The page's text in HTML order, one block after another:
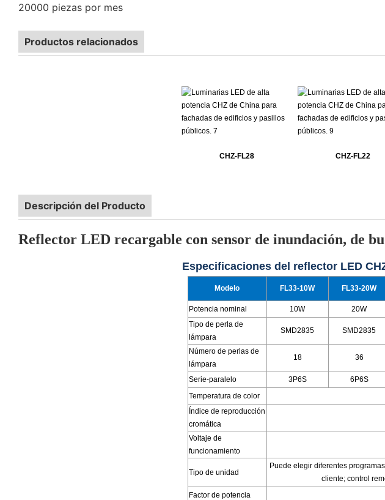
20000 piezas por mes
Productos relacionados
CHZ-FL28 CHZ-FL22
Descripción del Producto
Reflector LED recargable con sensor de inundación, de
Especificaciones del reflector LED
Modelo FL33-10W FL33-20W
Potencia nominal 10W 20W
Tipo de perla de
lámpara
SMD2835 SMD2835
Número de perlas de
lámpara
18 36
Serie-paralelo 3P6S 6P6S
Temperatura de color
Índice de reproducción
cromática
Voltaje de
funcionamiento
Tipo de unidad
Puede elegir diferentes
cliente; control
Factor de potencia